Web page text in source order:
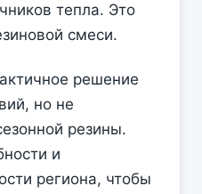
тепла. Это
смеси.
решение
но не
резины.
и
региона, чтобы